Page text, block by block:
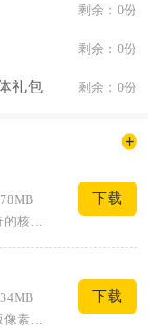
剩余：0份
剩余：0份
礼包 剩余：0份
详情：仙境传奇延续复古传奇的核心框架，主打散人打宝与自由PK，三职业体系完整保留战...
下载
详情：像素飞行采用复古竖版像素画风打造弹幕飞行闯关内容，复刻老式街机空战玩法，全程...
下载